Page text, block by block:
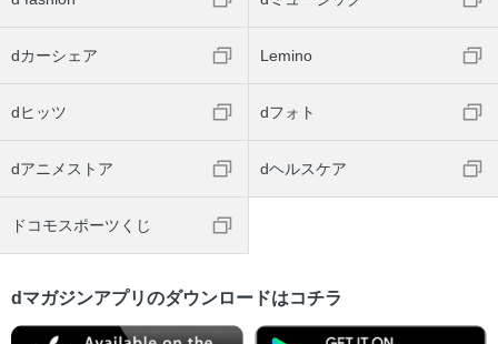
dカーシェア Lemino
dヒッツ dフォト
dアニメストア dヘルスケア
ドコモスポーツくじ
dマガジンアプリのダウンロードはコチラ